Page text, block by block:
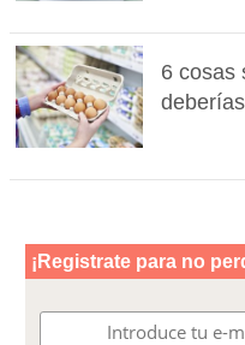
6 cosas